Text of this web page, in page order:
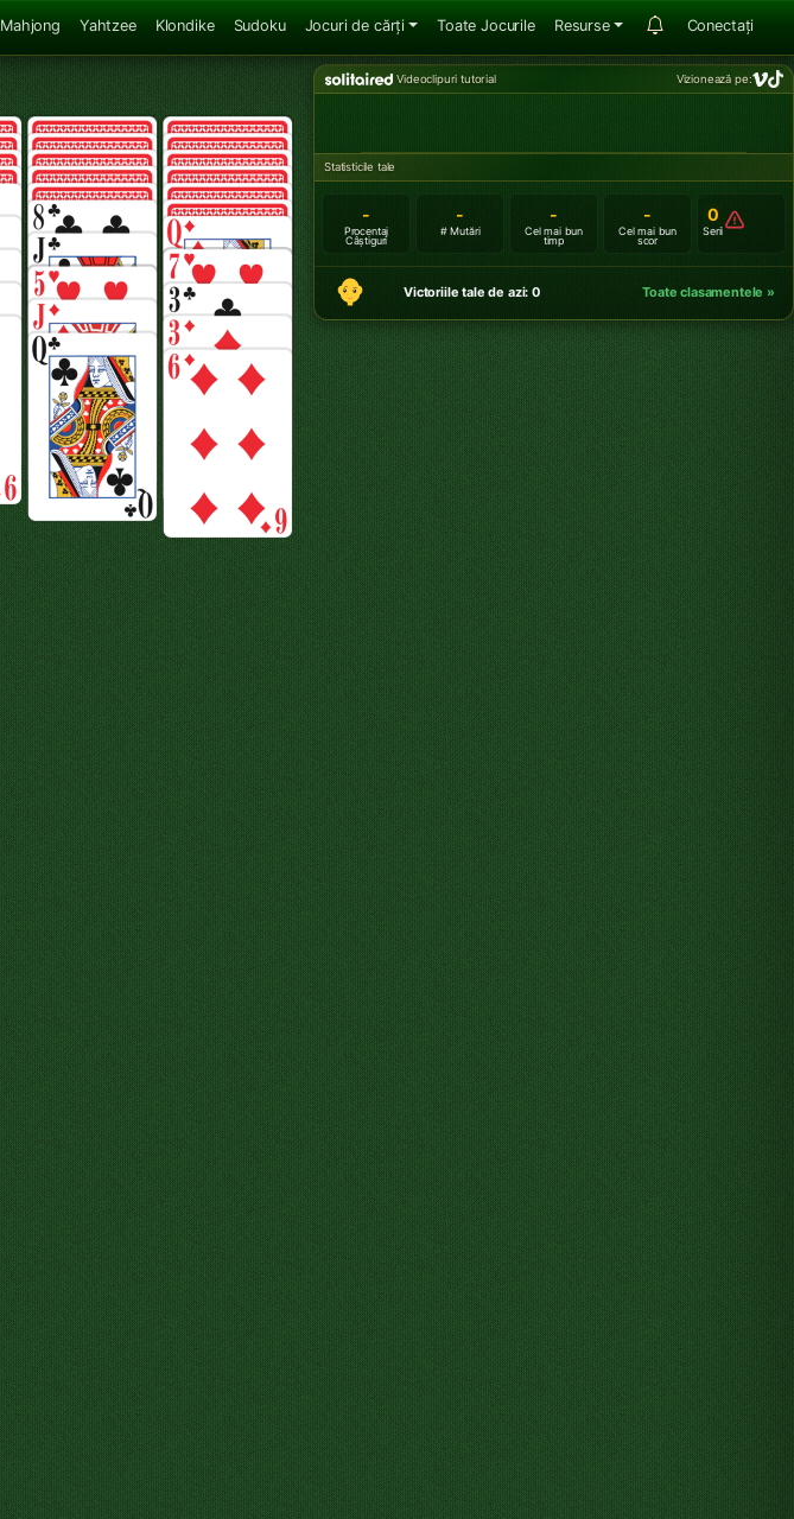
Mahjong Yahtzee Klondike Sudoku Jocuri de cărți Toate Jocurile Resurse Conectați
Videoclipuri tutorial Vizionează pe:
Statisticile tale
-
Procentaj
Câștiguri
-
# Mutări
-
Cel mai bun
timp
-
Cel mai bun
scor
0
Serii
Victoriile tale de azi: 0 Toate clasamentele »